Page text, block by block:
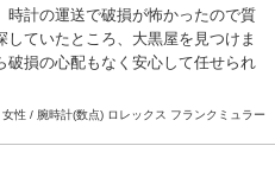
時計の運送で破損が怖かったので質
していたところ、大黒屋を見つけま
破損の心配もなく安心して任せられ
性 / 腕時計(数点) ロレックス フランクミュラー